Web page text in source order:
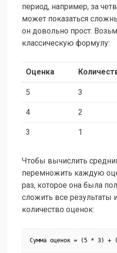
период, например, за
может показаться
он довольно прост.
классическую формулу:
Оценка
5 3
4 2
3 1
Чтобы вычислить
перемножить каждую
раз, которое она была
сложить все результаты
количество оценок:
Сумма оценок = (5 * 3)